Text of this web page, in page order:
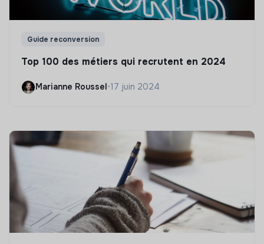
Guide reconversion
Top 100 des métiers qui recrutent en 2024
Marianne Roussel •17 juin 2024